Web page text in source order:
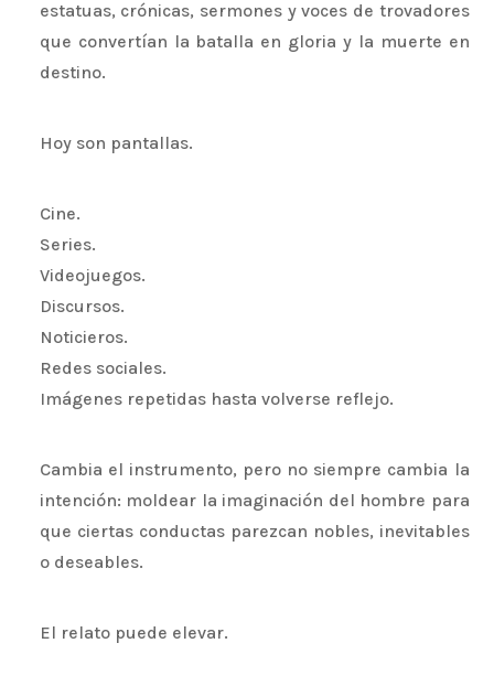
estatuas, crónicas, sermones y voces de trovadores
que convertían la batalla en gloria y la muerte en
destino.
Hoy son pantallas.
Cine.
Series.
Videojuegos.
Discursos.
Noticieros.
Redes sociales.
Imágenes repetidas hasta volverse reflejo.
Cambia el instrumento, pero no siempre cambia la
intención: moldear la imaginación del hombre para
que ciertas conductas parezcan nobles, inevitables
o deseables.
El relato puede elevar.